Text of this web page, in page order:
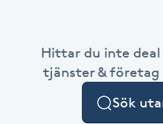
Hittar du inte deal
tjänster &
Sök